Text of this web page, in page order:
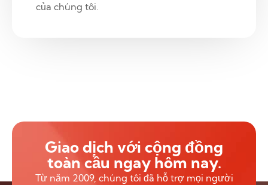
của chúng tôi.
Giao dịch với cộng đồng
toàn cầu ngay hôm nay.
Từ năm 2009, chúng tôi đã hỗ trợ mọi người